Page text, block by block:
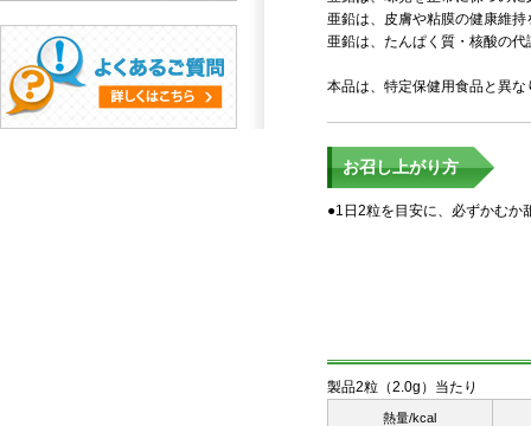
亜鉛は、皮膚や粘膜の健康維
亜鉛は、たんぱく質・核酸の
本品は、特定保健用食品と異
お召し上がり方
●1日2粒を目安に、必ずかむか
製品2粒（2.0g）当たり
熱量/kcal